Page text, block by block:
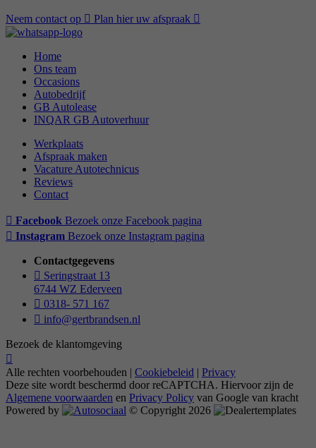
Neem contact op Plan hier uw afspraak
Home
Ons team
Occasions
Autobedrijf
GB Autolease
INQAR GB Autoverhuur
Werkplaats
Afspraak maken
Vacature Autotechnicus
Reviews
Contact
Facebook Bezoek onze Facebook pagina
Instagram Bezoek onze Instagram pagina
Contactgegevens
Seringstraat 13
6744 WZ Ederveen
0318- 571 167
info@gertbrandsen.nl
Bezoek de klantomgeving
Alle rechten voorbehouden | Cookiebeleid | Privacy
Deze site wordt beschermd door reCAPTCHA. Hiervoor zijn de
Algemene voorwaarden en Privacy Policy van Google van kracht
Powered by
© Copyright 2026